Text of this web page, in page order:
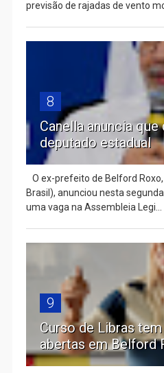
previsão de rajadas de vento
8
Canella anuncia
deputado estadual
O ex-prefeito de Belford
Brasil), anunciou nesta
uma vaga na Assembleia Legi...
9
Curso de Libras
abertas em Belford